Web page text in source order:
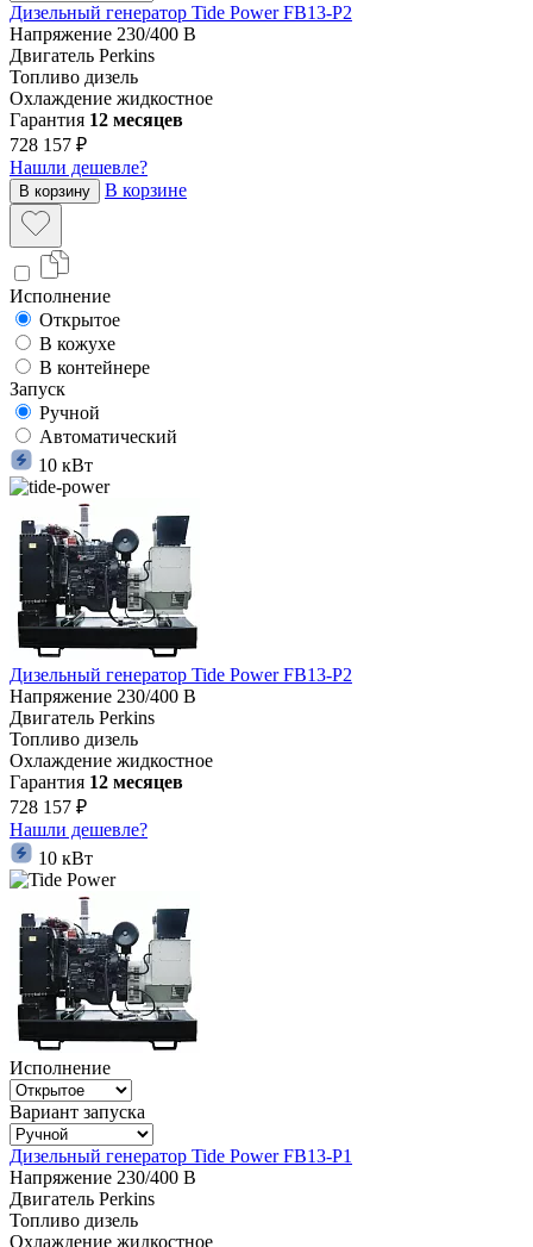
Дизельный генератор Tide Power FB13-P2
Напряжение 230/400 В
Двигатель Perkins
Топливо дизель
Охлаждение жидкостное
Гарантия 12 месяцев
728 157 ₽
Нашли дешевле?
В корзину В корзине
Исполнение
Открытое
В кожухе
В контейнере
Запуск
Ручной
Автоматический
10 кВт
Дизельный генератор Tide Power FB13-P2
Напряжение 230/400 В
Двигатель Perkins
Топливо дизель
Охлаждение жидкостное
Гарантия 12 месяцев
728 157 ₽
Нашли дешевле?
10 кВт
Исполнение
Вариант запуска
Дизельный генератор Tide Power FB13-P1
Напряжение 230/400 В
Двигатель Perkins
Топливо дизель
Охлаждение жидкостное